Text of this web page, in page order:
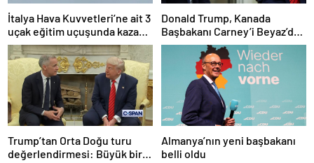
İtalya Hava Kuvvetleri’ne ait 3
uçak eğitim uçuşunda kaza
yaptı
Donald Trump, Kanada
Başbakanı Carney’i Beyaz’da
ağırladı
Trump’tan Orta Doğu turu
değerlendirmesi: Büyük bir
Almanya’nın yeni başbakanı
belli oldu